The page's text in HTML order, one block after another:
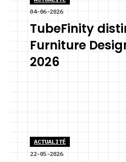
04-06-2026
TubeFinity
Furniture
2026
ACTUALITÉ
22-05-2026